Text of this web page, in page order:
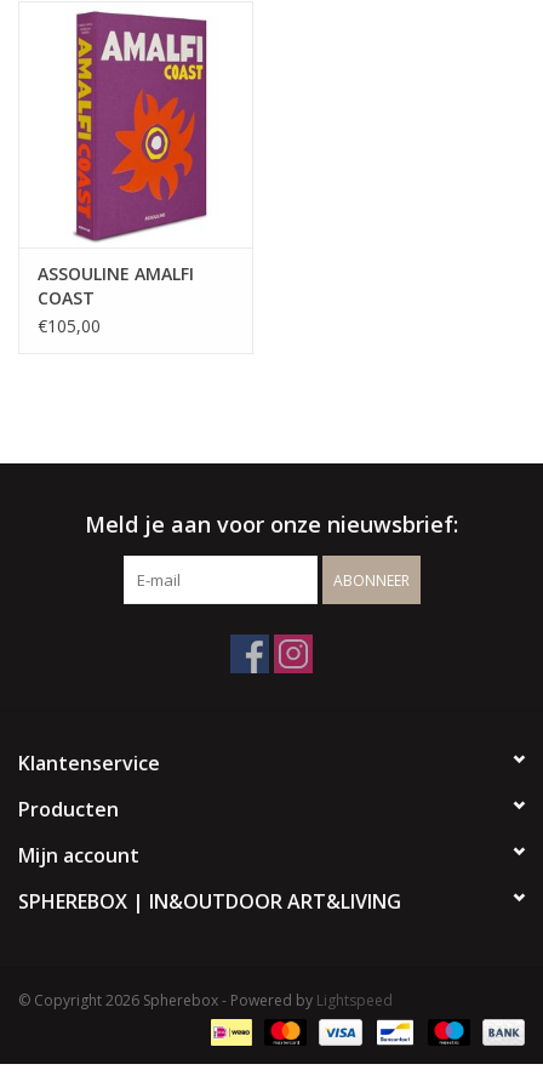
interieur.
√ Jarenlange ervaring
√ Persoonlijke service
√ Gratis offerte & advies
Binnen- & buitenshowroom
√ Meer info:003256664507
ASSOULINE AMALFI
COAST
€105,00
Meld je aan voor onze nieuwsbrief:
ABONNEER
Klantenservice
Producten
Mijn account
SPHEREBOX | IN&OUTDOOR ART&LIVING
© Copyright 2026 Spherebox - Powered by Lightspeed